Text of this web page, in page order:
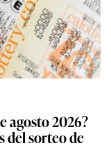
agosto 2026?
del sorteo de